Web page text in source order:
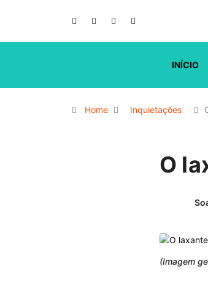
INÍCIO
Home Inquietações
O
(Imagem